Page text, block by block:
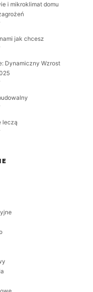
i mikroklimat domu
jak chcesz
Dynamiczny Wzrost
leczą